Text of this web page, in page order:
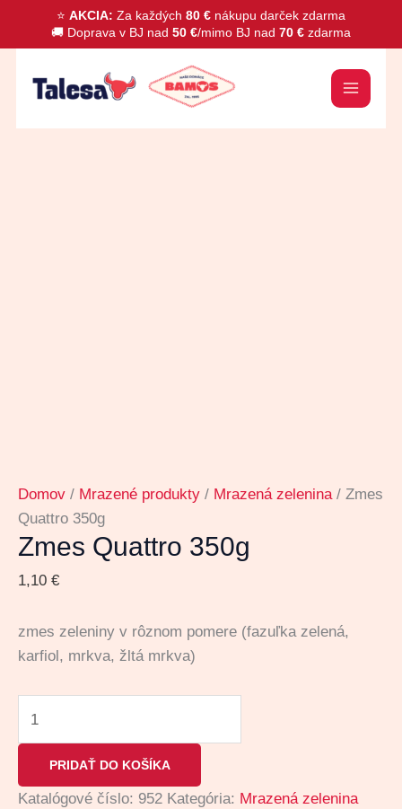
⭐ AKCIA: Za každých 80 € nákupu darček zdarma
🚚 Doprava v BJ nad 50 €/mimo BJ nad 70 € zdarma
Preskočiť
Domov / Mrazené produkty / Mrazená zelenina/ Zmes
Quattro 350g
Zmes Quattro 350g
1,10 €
zmes zeleniny v rôznom pomere (fazuľka zelená,
karfiol, mrkva, žltá mrkva)
Zmes
350g
PRIDAŤ DO KOŠÍKA
Katalógové číslo: 952 Kategória: Mrazená zelenina